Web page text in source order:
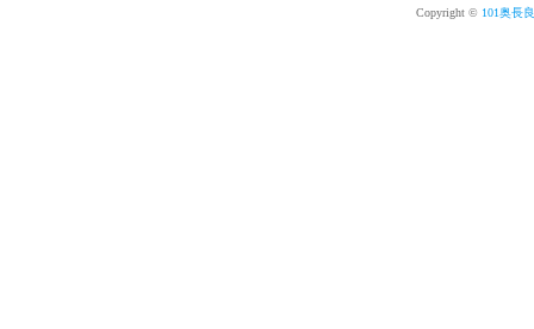
Copyright © 101奥長